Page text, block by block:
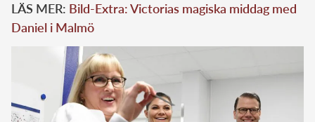
LÄS MER: Bild-Extra: Victorias magiska middag med
Daniel i Malmö